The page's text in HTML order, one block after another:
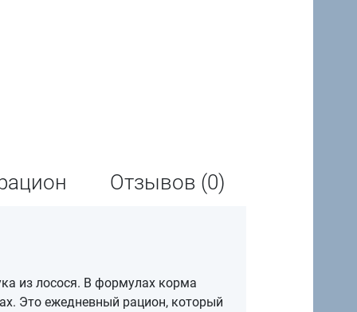
Отзывов (0)
из лосося. В формулах корма
Это ежедневный рацион, который